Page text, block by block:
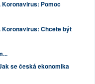
Pomoc
Chcete být
se česká ekonomika